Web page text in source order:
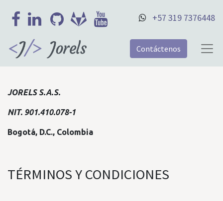
+57 319 7376448
Contáctenos
JORELS S.A.S.
NIT. 901.410.078-1
Bogotá, D.C., Colombia
TÉRMINOS Y CONDICIONES